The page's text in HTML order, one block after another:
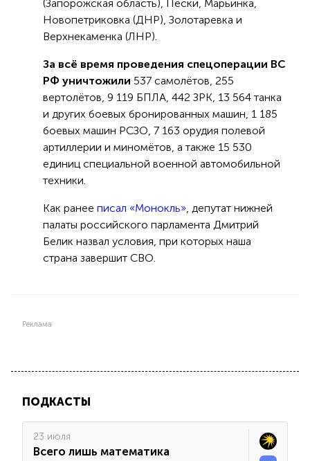
(Запорожская область), Пески, Марьинка,
Новопетриковка (ДНР), Золотаревка и
Верхнекаменка (ЛНР).
За всё время проведения спецоперации ВС
РФ уничтожили 537 самолётов, 255
вертолётов, 9 119 БПЛА, 442 ЗРК, 13 564 танка
и других боевых бронированных машин, 1 185
боевых машин РСЗО, 7 163 орудия полевой
артиллерии и миномётов, а также 15 530
единиц специальной военной автомобильной
техники.
Как ранее писал «Монокль» , депутат нижней
палаты российского парламента Дмитрий
Белик назвал условия, при которых наша
страна завершит СВО.
Реклама
ПОДКАСТЫ
23 июля
Всего лишь математика